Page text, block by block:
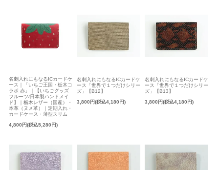
名刺入れにもなるICカードケ
ース｜「いちご王国・栃木コ
ラボ 赤」｜【いちごグッズ
フルーツ/日本製ハンドメイ
ド】｜栃木レザー（国産）・
本革（ヌメ革）｜定期入れ・
カードケース・薄型スリム
4,800円(税込5,280円)
名刺入れにもなるICカードケ
ース「世界で１つだけシリー
ズ」【B12】
3,800円(税込4,180円)
名刺入れにもなるICカードケ
ース「世界で１つだけシリー
ズ」【B13】
3,800円(税込4,180円)